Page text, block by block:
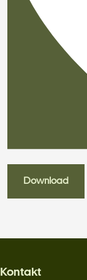
Download
Kontakt